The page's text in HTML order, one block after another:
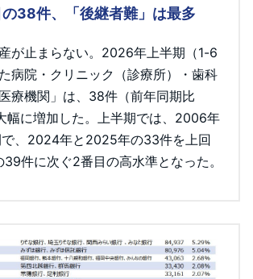
38件、「後継者難」は最多
が止まらない。2026年上半期（1-6
病院・クリニック（診療所）・歯科
療機関」は、38件（前年同期比
幅に増加した。上半期では、2006年
、2024年と2025年の33件を上回
件に次ぐ2番目の高水準となった。